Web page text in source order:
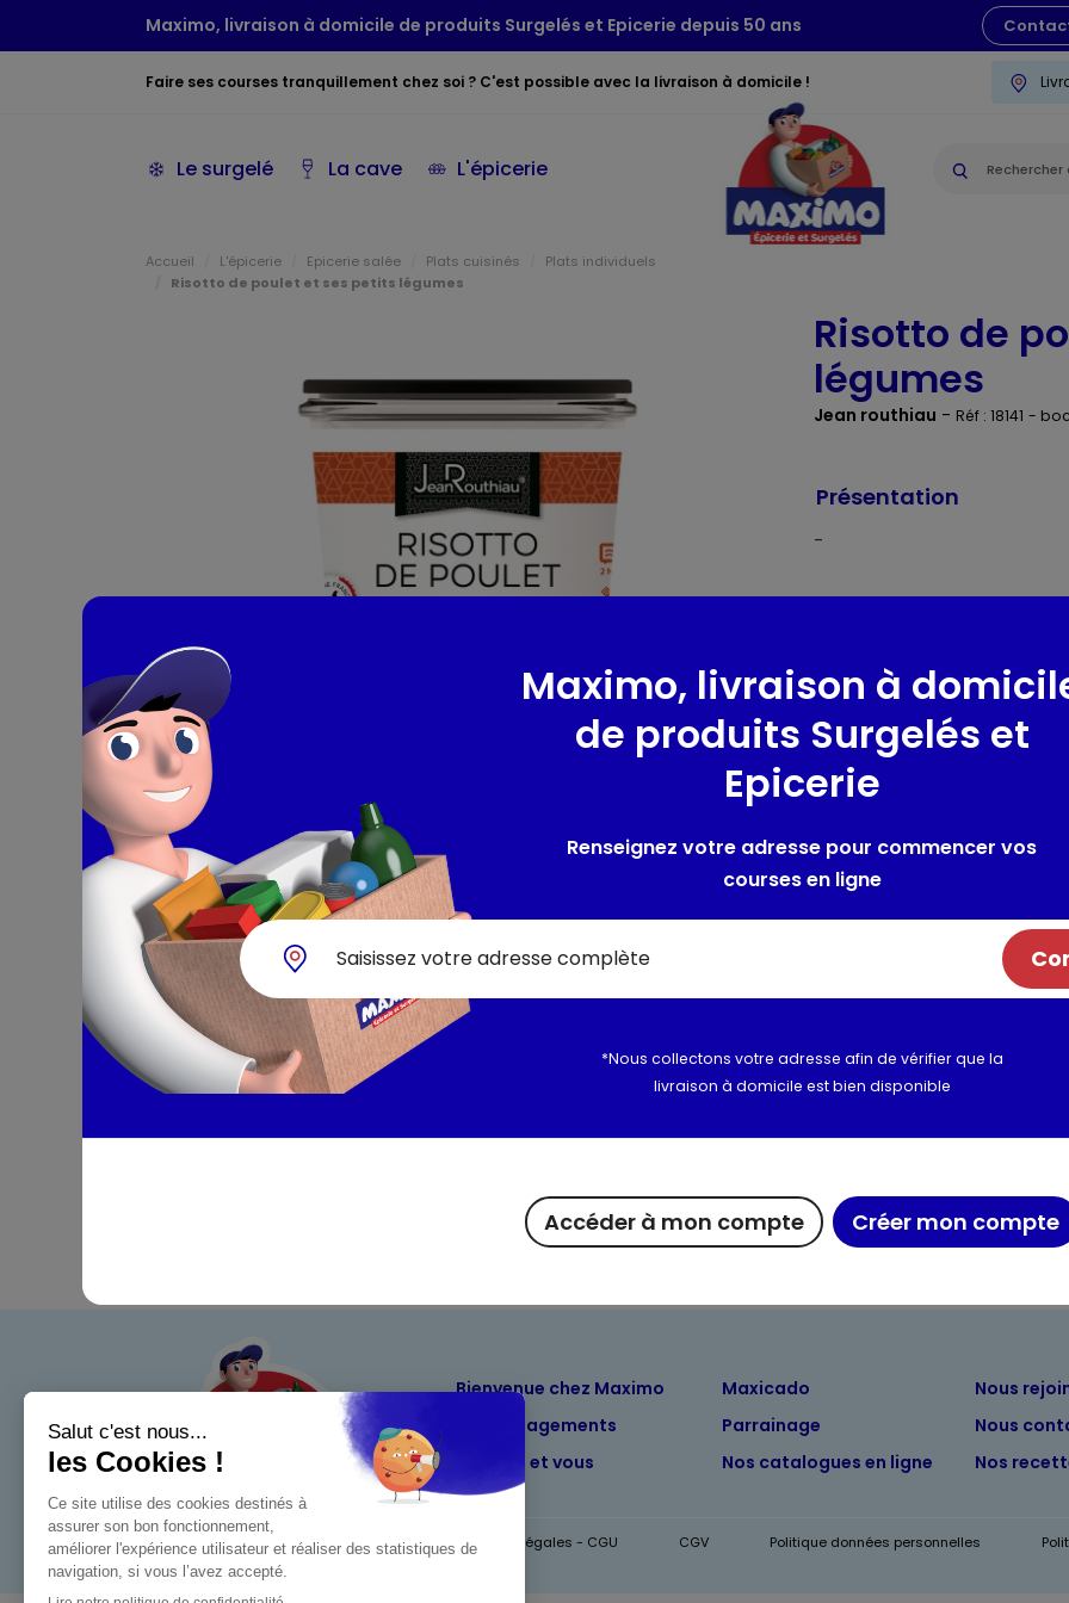
Maximo, livraison à domicile de produits Surgelés et Epicerie depuis 50 ans
Faire ses courses tranquillement chez soi ? C'est possible avec la livraison à domicile !
Le surgelé La cave L'épicerie
Accueil L'épicerie Epicerie salée Plats cuisinés
Plats individuels
Risotto de poulet et ses petits légumes
Risotto de
légumes
Jean routhiau - Réf : 18141 -
Présentation
-
long 15%, eau, vin blanc
sel, ail, fibre de lin, fond de
(origine UE et hors UE), extrait
boeuf et graisse de poulet ;
* Appellation d'Origine
Peut contenir des traces de
Lait et dérivés
Valeurs nutritionnelles
Bienvenue chez Maximo
Nos engagements
Maximo et vous
Maxicado
Parrainage
Nos catalogues en ligne
Nous
Nous
Nos
Mentions légales - CGU CGV Politique données personnelles
Maximo, livraison à
de produits Surgelés et
Epicerie
Renseignez votre adresse pour commencer vos
courses en ligne
*Nous collectons votre adresse afin de vérifier que la
livraison à domicile est bien disponible
Accéder à mon compte Créer mon compte